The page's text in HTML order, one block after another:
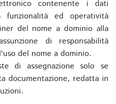
contenente i dati
ed operatività
del nome a dominio alla
di responsabilità
del nome a dominio.
di assegnazione solo se
documentazione, redatta in